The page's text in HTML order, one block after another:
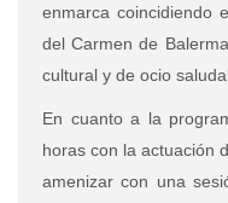
enmarca coincidiendo
del Carmen de
cultural y de ocio
En cuanto a la
horas con la actuación
amenizar con una